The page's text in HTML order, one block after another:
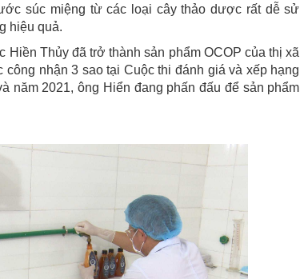
súc miệng từ các loại cây thảo dược rất dễ sử
hiệu quả.
Thủy đã trở thành sản phẩm OCOP của thị xã
nhận 3 sao tại Cuộc thi đánh giá và xếp hạng
năm 2021, ông Hiển đang phấn đấu để sản phẩm